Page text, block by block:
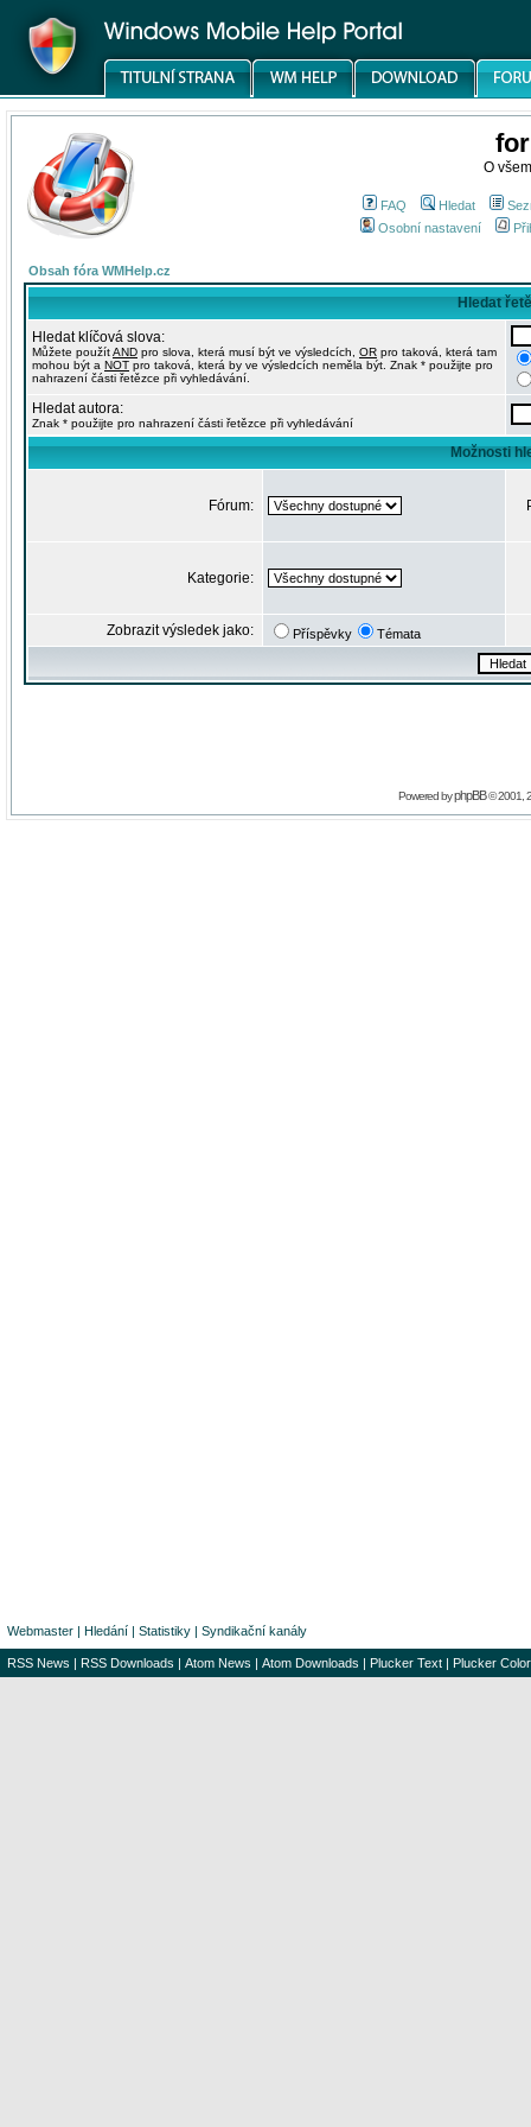
O
FAQ Hledat
Osobní nastavení
Obsah fóra WMHelp.cz
Hledat
Hledat klíčová slova:
Můžete použítAND pro slova, která musí být ve výsledcích, OR pro taková, která tam
mohou být a NOT pro taková, která by ve výsledcích neměla být. Znak * použijte pro
nahrazení části řetězce při vyhledávání.
Hledat autora:
Znak * použijte pro nahrazení části řetězce při vyhledávání
Možnosti
Fórum:
Kategorie:
Zobrazit výsledek jako: Příspěvky Témata
Powered byphpBB© 2001,
Webmaster | Hledání | Statistiky | Syndikační kanály
RSS News | RSS Downloads | Atom News | Atom Downloads | Plucker Text | Plucker Color